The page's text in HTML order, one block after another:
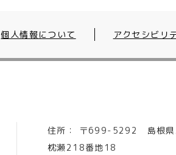
個人情報について アクセシビリ
住所： 〒699-5292 島根
枕瀬218番地18